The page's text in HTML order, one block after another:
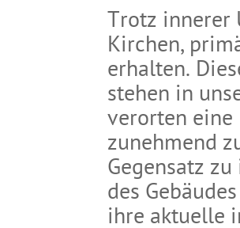
Trotz innerer
Kirchen,
erhalten.
stehen in
verorten eine
zunehmend
Gegensatz
des
ihre aktuelle